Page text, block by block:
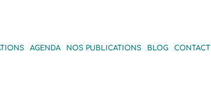
AGENDA NOS PUBLICATIONS BLOG CONTACT